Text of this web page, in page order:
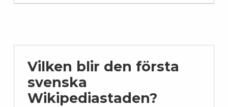
Vilken blir den första
svenska
Wikipediastaden?